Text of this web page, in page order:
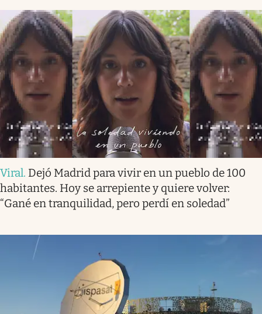
Viral. Dejó Madrid para vivir en un pueblo de 100
habitantes. Hoy se arrepiente y quiere volver:
“Gané en tranquilidad, pero perdí en soledad”